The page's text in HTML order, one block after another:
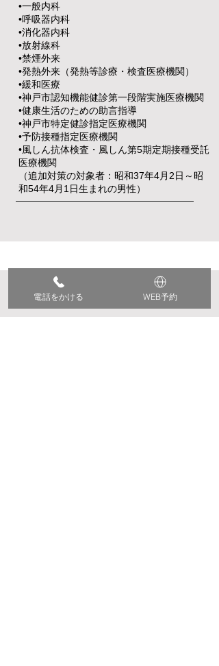
•一般内科
•呼吸器内科
•消化器内科
•放射線科
•禁煙外来
•発熱外来（発熱等診療・検査医療機関）
•緩和医療
•神戸市認知機能健診第一段階実施医療機関
•健康生活のための助言指導
•神戸市特定健診指定医療機関
•予防接種指定医療機関
•風しん抗体検査・風しん第5期定期接種受託
医療機関
（追加対策の対象者：昭和37年4月2日～昭
和54年4月1日生まれの男性）
電話をかける WEB予約